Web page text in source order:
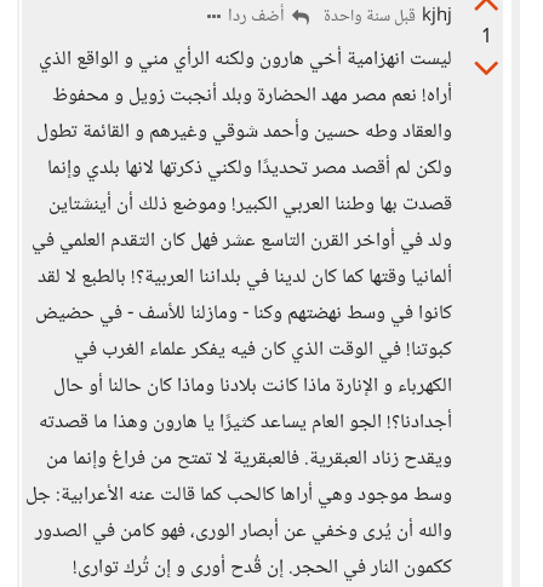
1
kjhj قبل سنة واحدة أضف ردا
ليست انهزامية أخي هارون ولكنه الرأي مني و الواقع الذي
أراه! نعم مصر مهد الحضارة وبلد أنجبت زويل و محفوظ
والعقاد وطه حسين وأحمد شوقي وغيرهم و القائمة تطول
ولكن لم أقصد مصر تحديدًا ولكني ذكرتها لانها بلدي وإنما
قصدت بها وطننا العربي الكبير! وموضع ذلك أن أينشتاين
ولد في أواخر القرن التاسع عشر فهل كان التقدم العلمي في
ألمانيا وقتها كما كان لدينا في بلداننا العربية؟! بالطبع لا لقد
كانوا في وسط نهضتهم وكنا - ومازلنا للأسف - في حضيض
كبوتنا! في الوقت الذي كان فيه يفكر علماء الغرب في
الكهرباء و الإنارة ماذا كانت بلادنا وماذا كان حالنا أو حال
أجدادنا؟! الجو العام يساعد كثيرًا يا هارون وهذا ما قصدته
ويقدح زناد العبقرية. فالعبقرية لا تمتح من فراغ وإنما من
وسط موجود وهي أراها كالحب كما قالت عنه الأعرابية: جل
والله أن يُرى وخفي عن أبصار الورى، فهو كامن في الصدور
ككمون النار في الحجر. إن قُدح أورى و إن تُرك توارى!